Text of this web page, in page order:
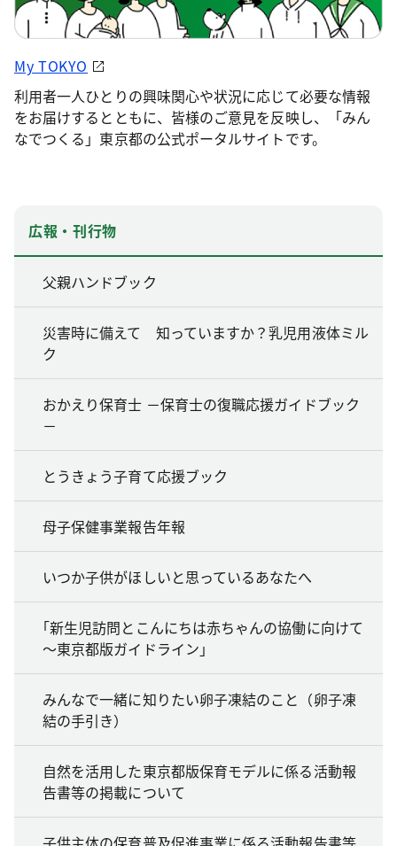
My TOKYO
利用者一人ひとりの興味関心や状況に応じて必要な情報
をお届けするとともに、皆様のご意見を反映し、「みん
なでつくる」東京都の公式ポータルサイトです。
広報・刊行物
父親ハンドブック
災害時に備えて 知っていますか？乳児用液体ミル
ク
おかえり保育士 －保育士の復職応援ガイドブック
－
とうきょう子育て応援ブック
母子保健事業報告年報
いつか子供がほしいと思っているあなたへ
｢新生児訪問とこんにちは赤ちゃんの協働に向けて
～東京都版ガイドライン｣
みんなで一緒に知りたい卵子凍結のこと（卵子凍
結の手引き）
自然を活用した東京都版保育モデルに係る活動報
告書等の掲載について